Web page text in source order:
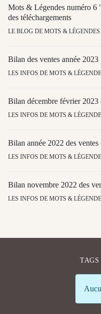
Mots & Légendes numéro 6
des téléchargements
LE BLOG DE MOTS & LÉGENDES
Bilan des ventes année 2023
LES INFOS DE MOTS &
Bilan décembre février 2023
LES INFOS DE MOTS &
Bilan année 2022 des ventes
LES INFOS DE MOTS &
Bilan novembre 2022 des
LES INFOS DE MOTS &
TAGS
Info